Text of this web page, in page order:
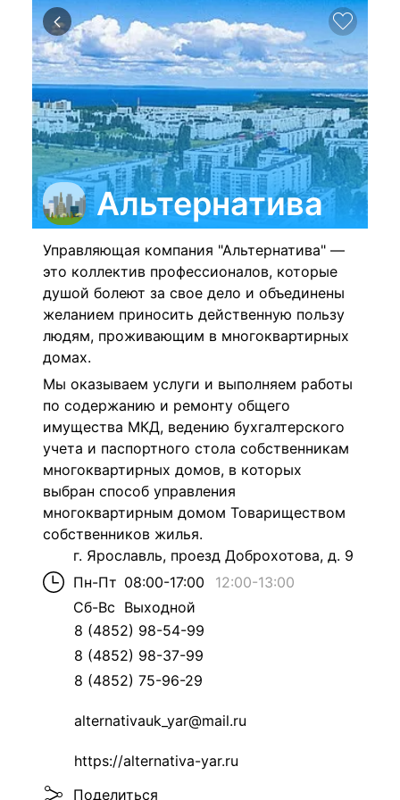
Альтернатива
Управляющая компания "Альтернатива" —
это коллектив профессионалов, которые
душой болеют за свое дело и объединены
желанием приносить действенную пользу
людям, проживающим в многоквартирных
домах.
Мы оказываем услуги и выполняем работы
по содержанию и ремонту общего
имущества МКД, ведению бухгалтерского
учета и паспортного стола собственникам
многоквартирных домов, в которых
выбран способ управления
многоквартирным домом Товариществом
собственников жилья.
г. Ярославль, проезд Доброхотова, д. 9
Пн-Пт 08:00-17:00 12:00-13:00
Сб-Вс Выходной
8 (4852) 98-54-99
8 (4852) 98-37-99
8 (4852) 75-96-29
alternativauk_yar@mail.ru
https://alternativa-yar.ru
Поделиться